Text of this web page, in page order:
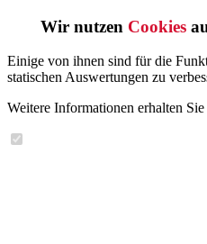
Wir nutzen Cookies
Einige von ihnen sind für die
statischen Auswertungen zu
Weitere Informationen erhalten Sie